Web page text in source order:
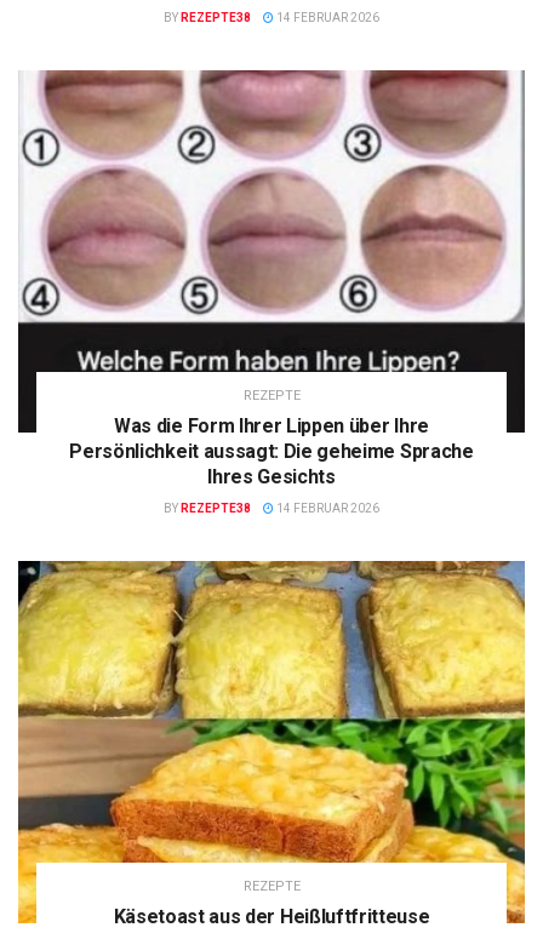
BY REZEPTE38 14 FEBRUAR 2026
REZEPTE
Was die Form Ihrer Lippen über Ihre
Persönlichkeit aussagt: Die geheime Sprache
Ihres Gesichts
BY REZEPTE38 14 FEBRUAR 2026
REZEPTE
Käsetoast aus der Heißluftfritteuse